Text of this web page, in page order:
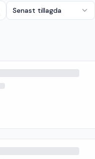
Senast tillagda